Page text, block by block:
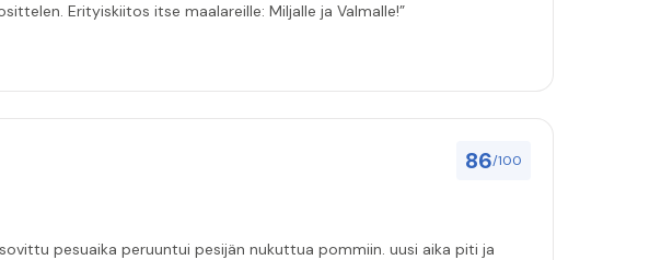
Erityiskiitos itse maalareille: Miljalle ja Valmalle!”
86/100